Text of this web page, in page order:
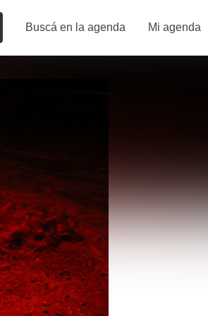
Buscá en la agenda Mi agenda